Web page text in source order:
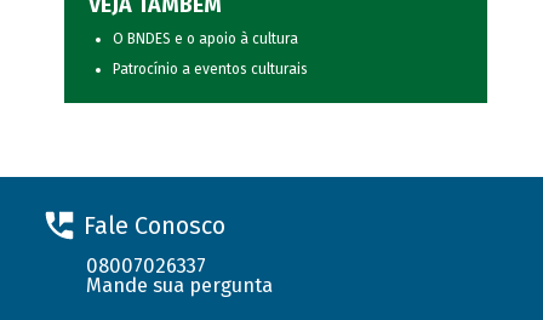
VEJA TAMBÉM
O BNDES e o apoio à cultura
Patrocínio a eventos culturais
Fale Conosco
08007026337
Mande sua pergunta